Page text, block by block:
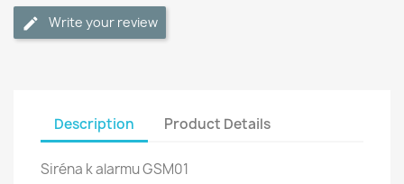
Write your review
Description Product Details
Siréna k alarmu GSM01